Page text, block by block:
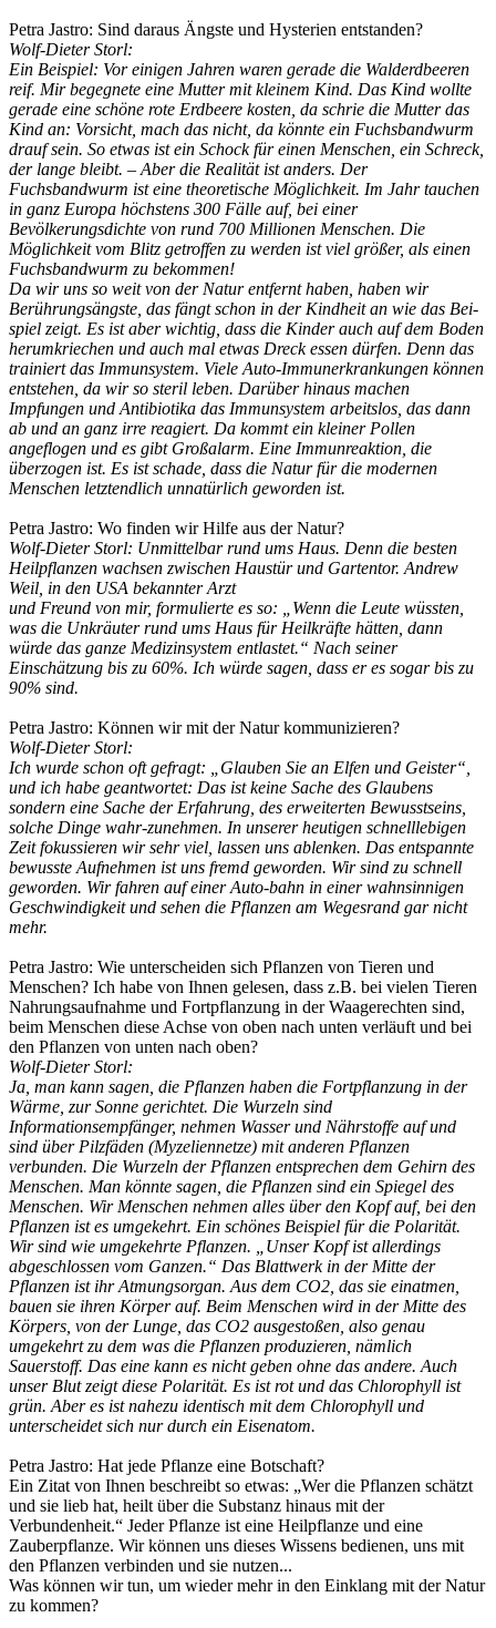
Petra Jastro: Sind daraus Ängste und Hysterien entstanden?
Wolf-Dieter Storl:
Ein Beispiel: Vor einigen Jahren waren gerade die Walderdbeeren
reif. Mir begegnete eine Mutter mit kleinem Kind. Das Kind wollte
gerade eine schöne rote Erdbeere kosten, da schrie die Mutter das
Kind an: Vorsicht, mach das nicht, da könnte ein Fuchsbandwurm
drauf sein. So etwas ist ein Schock für einen Menschen, ein Schreck,
der lange bleibt. – Aber die Realität ist anders. Der
Fuchsbandwurm ist eine theoretische Möglichkeit. Im Jahr tauchen
in ganz Europa höchstens 300 Fälle auf, bei einer
Bevölkerungsdichte von rund 700 Millionen Menschen. Die
Möglichkeit vom Blitz getroffen zu werden ist viel größer, als einen
Fuchsbandwurm zu bekommen!
Da wir uns so weit von der Natur entfernt haben, haben wir
Berührungsängste, das fängt schon in der Kindheit an wie das Bei-
spiel zeigt. Es ist aber wichtig, dass die Kinder auch auf dem Boden
herumkriechen und auch mal etwas Dreck essen dürfen. Denn das
trainiert das Immunsystem. Viele Auto-Immunerkrankungen können
entstehen, da wir so steril leben. Darüber hinaus machen
Impfungen und Antibiotika das Immunsystem arbeitslos, das dann
ab und an ganz irre reagiert. Da kommt ein kleiner Pollen
angeflogen und es gibt Großalarm. Eine Immunreaktion, die
überzogen ist. Es ist schade, dass die Natur für die modernen
Menschen letztendlich unnatürlich geworden ist.
Petra Jastro: Wo finden wir Hilfe aus der Natur?
Wolf-Dieter Storl: Unmittelbar rund ums Haus. Denn die besten
Heilpflanzen wachsen zwischen Haustür und Gartentor. Andrew
Weil, in den USA bekannter Arzt
und Freund von mir, formulierte es so: „Wenn die Leute wüssten,
was die Unkräuter rund ums Haus für Heilkräfte hätten, dann
würde das ganze Medizinsystem entlastet.“ Nach seiner
Einschätzung bis zu 60%. Ich würde sagen, dass er es sogar bis zu
90% sind.
Petra Jastro: Können wir mit der Natur kommunizieren?
Wolf-Dieter Storl:
Ich wurde schon oft gefragt: „Glauben Sie an Elfen und Geister“,
und ich habe geantwortet: Das ist keine Sache des Glaubens
sondern eine Sache der Erfahrung, des erweiterten Bewusstseins,
solche Dinge wahr-zunehmen. In unserer heutigen schnelllebigen
Zeit fokussieren wir sehr viel, lassen uns ablenken. Das entspannte
bewusste Aufnehmen ist uns fremd geworden. Wir sind zu schnell
geworden. Wir fahren auf einer Auto-bahn in einer wahnsinnigen
Geschwindigkeit und sehen die Pflanzen am Wegesrand gar nicht
mehr.
Petra Jastro: Wie unterscheiden sich Pflanzen von Tieren und
Menschen? Ich habe von Ihnen gelesen, dass z.B. bei vielen Tieren
Nahrungsaufnahme und Fortpflanzung in der Waagerechten sind,
beim Menschen diese Achse von oben nach unten verläuft und bei
den Pflanzen von unten nach oben?
Wolf-Dieter Storl:
Ja, man kann sagen, die Pflanzen haben die Fortpflanzung in der
Wärme, zur Sonne gerichtet. Die Wurzeln sind
Informationsempfänger, nehmen Wasser und Nährstoffe auf und
sind über Pilzfäden (Myzeliennetze) mit anderen Pflanzen
verbunden. Die Wurzeln der Pflanzen entsprechen dem Gehirn des
Menschen. Man könnte sagen, die Pflanzen sind ein Spiegel des
Menschen. Wir Menschen nehmen alles über den Kopf auf, bei den
Pflanzen ist es umgekehrt. Ein schönes Beispiel für die Polarität.
Wir sind wie umgekehrte Pflanzen. „Unser Kopf ist allerdings
abgeschlossen vom Ganzen.“ Das Blattwerk in der Mitte der
Pflanzen ist ihr Atmungsorgan. Aus dem CO2, das sie einatmen,
bauen sie ihren Körper auf. Beim Menschen wird in der Mitte des
Körpers, von der Lunge, das CO2 ausgestoßen, also genau
umgekehrt zu dem was die Pflanzen produzieren, nämlich
Sauerstoff. Das eine kann es nicht geben ohne das andere. Auch
unser Blut zeigt diese Polarität. Es ist rot und das Chlorophyll ist
grün. Aber es ist nahezu identisch mit dem Chlorophyll und
unterscheidet sich nur durch ein Eisenatom.
Petra Jastro: Hat jede Pflanze eine Botschaft?
Ein Zitat von Ihnen beschreibt so etwas: „Wer die Pflanzen schätzt
und sie lieb hat, heilt über die Substanz hinaus mit der
Verbundenheit.“ Jeder Pflanze ist eine Heilpflanze und eine
Zauberpflanze. Wir können uns dieses Wissens bedienen, uns mit
den Pflanzen verbinden und sie nutzen...
Was können wir tun, um wieder mehr in den Einklang mit der Natur
zu kommen?